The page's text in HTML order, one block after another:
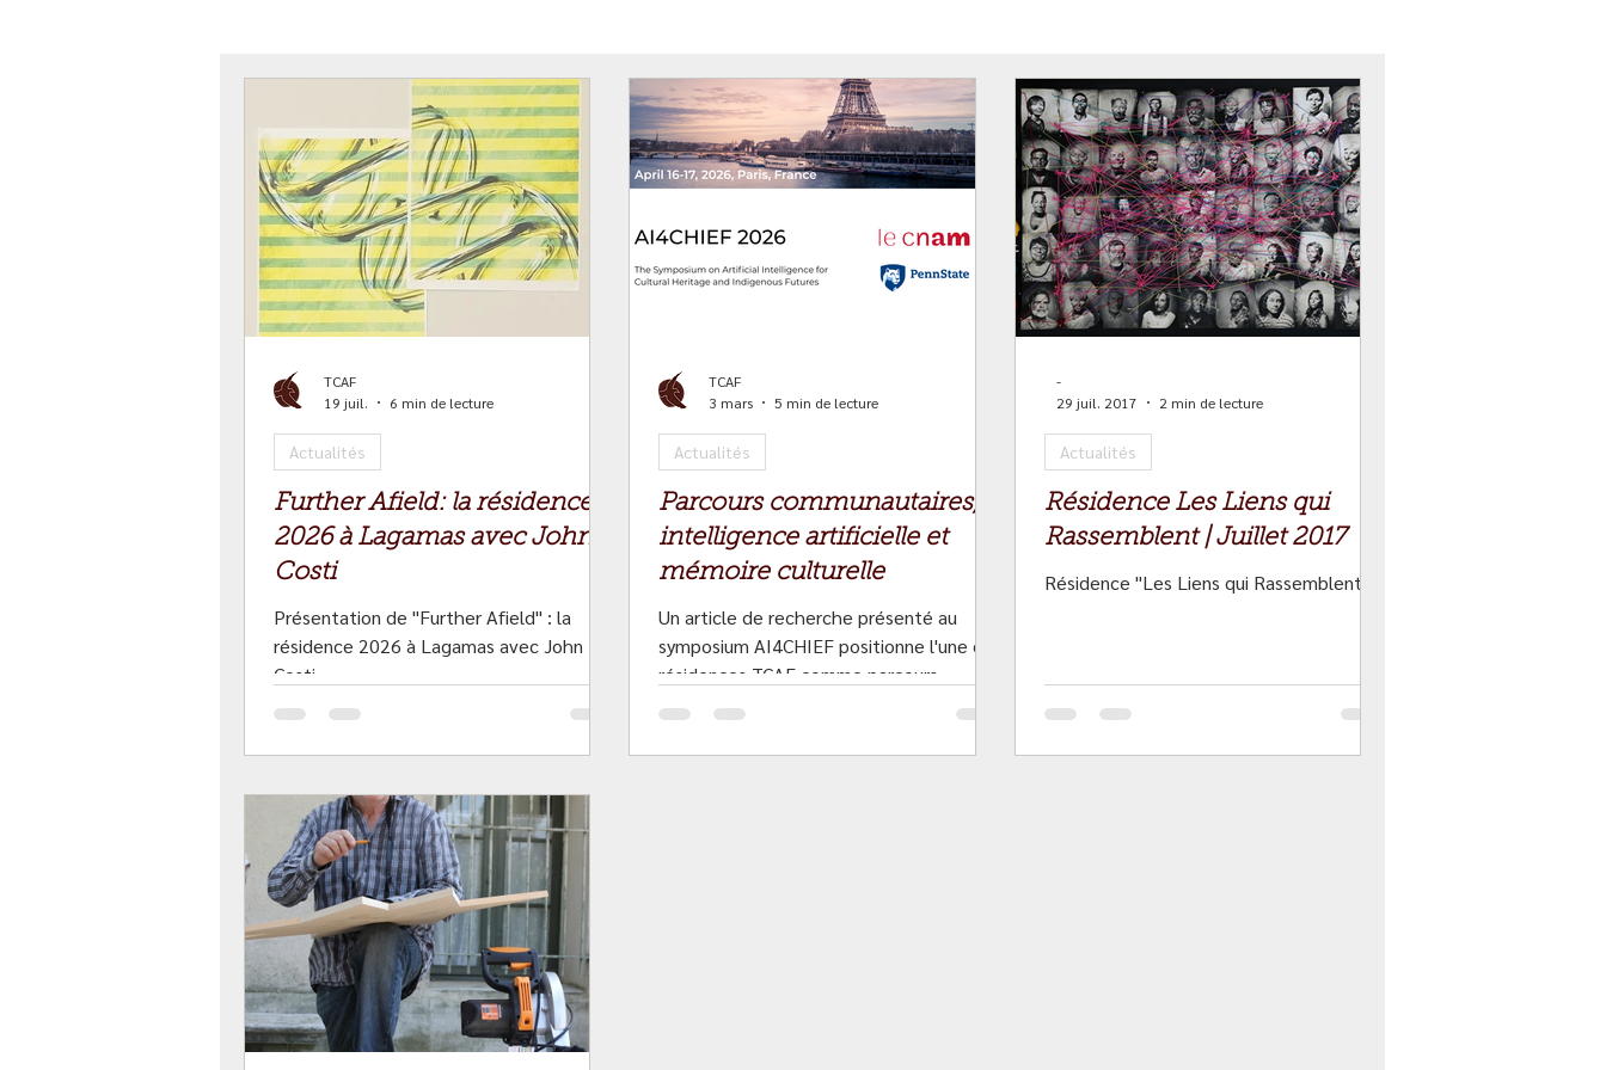
Further Afield: la résidence
2026 à Lagamas avec John
Costi
Présentation de "Further Afield" : la
résidence 2026 à Lagamas avec John
Costi.
Actualités
TCAF
19 juil.
6 min de lecture
Parcours communautaires,
intelligence artificielle et
mémoire culturelle
Un article de recherche présenté au
symposium AI4CHIEF positionne l'une des
résidences TCAF comme parcours
communautaire et mémoriel.
Actualités
TCAF
3 mars
5 min de lecture
Résidence Les Liens qui
Rassemblent | Juillet 2017
Résidence "Les Liens qui Rassemblent"
Actualités
-
29 juil. 2017
2 min de lecture